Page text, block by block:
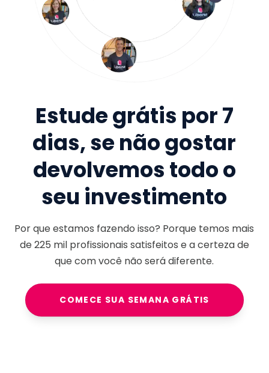
Estude grátis por 7
dias, se não gostar
devolvemos todo o
seu investimento
Por que estamos fazendo isso? Porque temos mais
de225 milprofissionais satisfeitos e a certeza de
que com você não será diferente.
COMECE SUA SEMANA GRÁTIS